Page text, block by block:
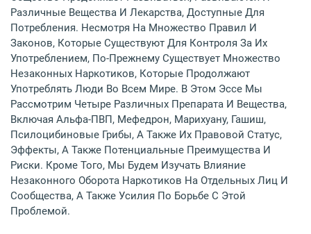
Различные Вещества И Лекарства, Доступные Для
Потребления. Несмотря На Множество Правил И
Законов, Которые Существуют Для Контроля За Их
Употреблением, По-Прежнему Существует Множество
Незаконных Наркотиков, Которые Продолжают
Употреблять Люди Во Всем Мире. В Этом Эссе Мы
Рассмотрим Четыре Различных Препарата И Вещества,
Включая Альфа-ПВП, Мефедрон, Марихуану, Гашиш,
Псилоцибиновые Грибы, А Также Их Правовой Статус,
Эффекты, А Также Потенциальные Преимущества И
Риски. Кроме Того, Мы Будем Изучать Влияние
Незаконного Оборота Наркотиков На Отдельных Лиц И
Сообщества, А Также Усилия По Борьбе С Этой
Проблемой.